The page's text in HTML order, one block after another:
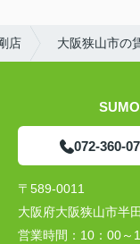
店 大阪狭山市の
072-360-
〒589-0011
大阪府大阪狭山市半
営業時間： 10：00～